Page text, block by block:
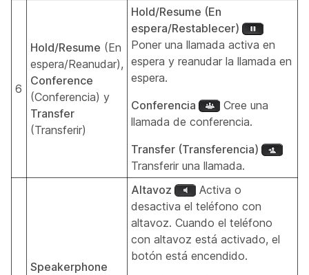
6
Hold/Resume (En
espera/Reanudar),
Conference
(Conferencia) y
Transfer
(Transferir)
Hold/Resume (En
espera/Restablecer)
Poner una llamada activa en
espera y reanudar la llamada en
espera.
Conferencia
Cree una
llamada de conferencia.
Transfer (Transferencia)
Transferir una llamada.
Speakerphone
Altavoz
Activa o
desactiva el teléfono con
altavoz. Cuando el teléfono
con altavoz está activado, el
botón está encendido.